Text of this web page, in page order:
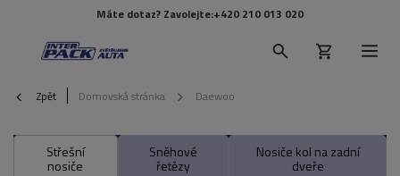
Máte dotaz? Zavolejte:+420 210 013 020
Zpět Domovská stránka Daewoo
Střešní
nosiče
Sněhové
řetězy
Nosiče kol na zadní
dveře